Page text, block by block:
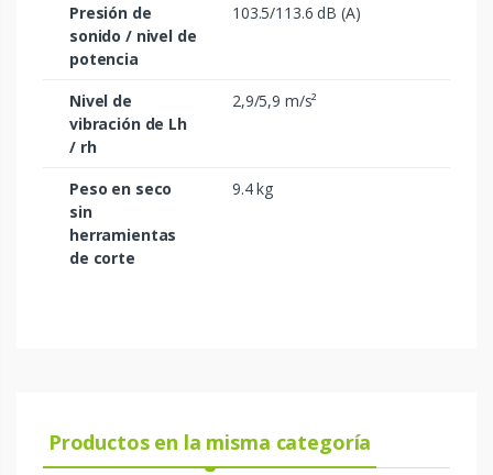
Presión de
sonido / nivel de
potencia
103.5/113.6 dB (A)
Nivel de
vibración de Lh
/ rh
2,9/5,9 m/s²
Peso en seco
sin
herramientas
de corte
9.4 kg
Productos en la misma categoría